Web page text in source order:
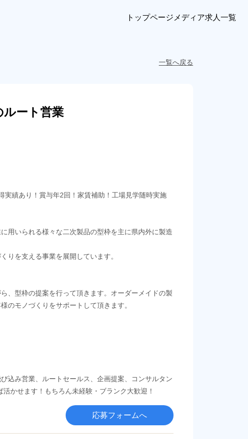
トップページ メディア求人一覧
一覧へ戻る
ルート営業
績あり！賞与年2回！家賃補助！工場見学随時実施
用いられる様々な二次製品の型枠を主に県内外に製造
りを支える事業を展開しています。
、型枠の提案を行って頂きます。オーダーメイドの製
のモノづくりをサポートして頂きます。
込み営業、ルートセールス、企画提案、コンサルタン
かせます！もちろん未経験・ブランク大歓迎！
応募フォームへ